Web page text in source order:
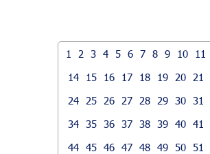
1 2 3 4 5 6 7 8 9 10 11
14
15 16 17 18 19 20 21
24
25 26 27 28 29 30 31
34 35 36 37 38 39 40 41
44 45 46 47 48 49 50 51